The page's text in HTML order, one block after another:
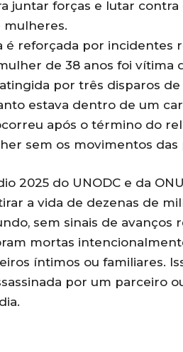
juntar forças e lutar contra
mulheres.
é reforçada por incidentes
de 38 anos foi vítima
por três disparos
estava dentro de um
após o término do
sem os movimentos das
2025 do UNODC e da
a vida de dezenas de
sem sinais de avanços
mortas
íntimos ou familiares.
por um parceiro